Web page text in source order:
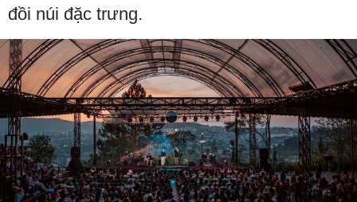
đồi núi đặc trưng.